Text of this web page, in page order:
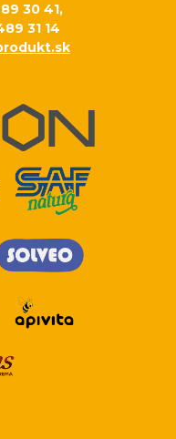
30 41,
31 14